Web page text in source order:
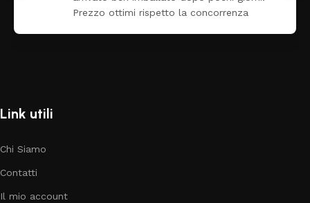
Prezzo ottimi rispetto la concorrenza
Link utili
Chi Siamo
Contatti
Il mio account